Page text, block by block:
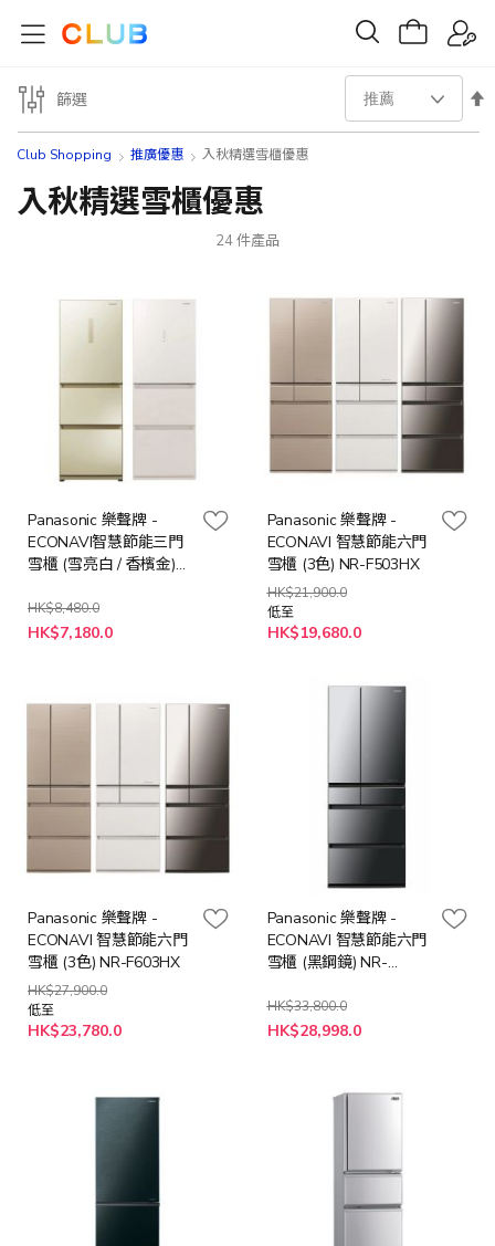
Club Shopping 推廣優惠 入秋精選雪櫃優惠
入秋精選雪櫃優惠
24件產品
設
Panasonic 樂聲牌 -
ECONAVI智慧節能三門
雪櫃 (雪亮白 / 香檳金)
HK$8,480.0
HK$7,180.0
Panasonic 樂聲牌 -
ECONAVI 智慧節能六門
雪櫃 (3色) NR-F503HX
HK$21,900.0
低至
HK$19,680.0
Panasonic 樂聲牌 -
ECONAVI 智慧節能六門
雪櫃 (3色) NR-F603HX
HK$27,900.0
低至
HK$23,780.0
Panasonic 樂聲牌 -
ECONAVI 智慧節能六門
雪櫃 (黑鋼鏡) NR-
HK$33,800.0
特
殊
HK$28,998.0
篩選